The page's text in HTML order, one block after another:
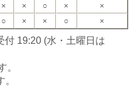
× × ○ ×
×
○ × × ○ ×
付 19:20 (水・土曜日は
。